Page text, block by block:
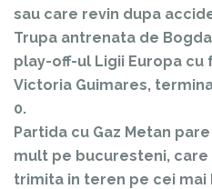
sau care revin dupa
Trupa antrenata de
play-off-ul Ligii Europa
Victoria Guimares,
0.
Partida cu Gaz Metan
mult pe bucuresteni, care
trimita in teren pe cei